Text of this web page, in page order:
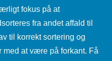
fokus på at
fra andet affald til
til korrekt sortering og
at være på forkant. Få